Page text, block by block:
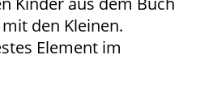
den Kleinen.
Element im